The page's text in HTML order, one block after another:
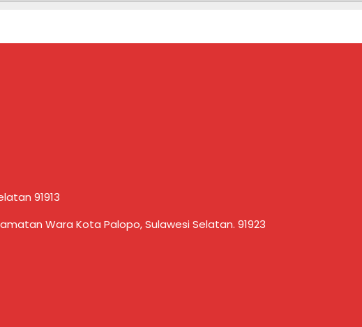
91913
Wara Kota Palopo, Sulawesi Selatan. 91923